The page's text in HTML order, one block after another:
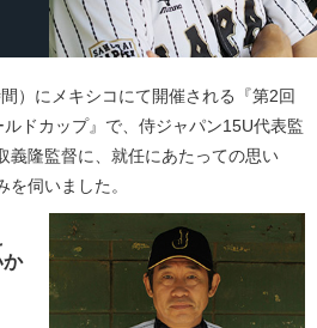
）にメキシコにて開催される『第2回
ドカップ』で、侍ジャパン15U代表監
義隆監督に、就任にあたっての思い
伺いました。
か